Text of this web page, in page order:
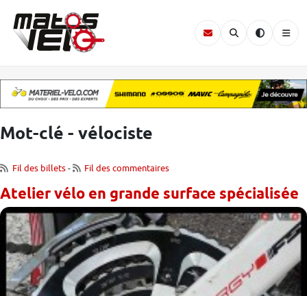
Mot-clé - vélociste
Fil des billets- Fil des commentaires
Atelier vélo en grande surface spécialisée